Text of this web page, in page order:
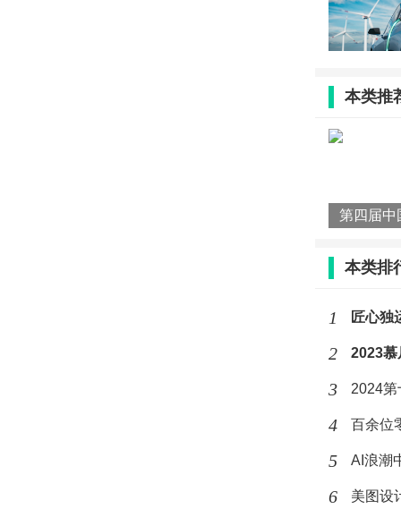
时间：
地点：
发表主题演
（湾区知名
第二十
澳门“葡玥”
同时授予“
（LEDMAN
牌”。
本类推
本类排
1 匠心独
2 2023慕
3 2024
4 百余位
5 AI浪潮
6 美图设